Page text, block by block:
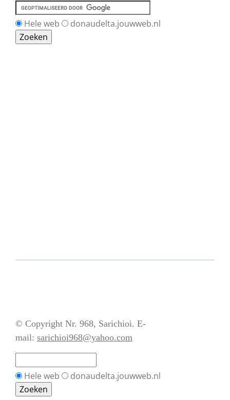
Hele web donaudelta.jouwweb.nl
© Copyright Nr. 968, Sarichioi. E-
mail: sarichioi968@yahoo.com
Hele web donaudelta.jouwweb.nl